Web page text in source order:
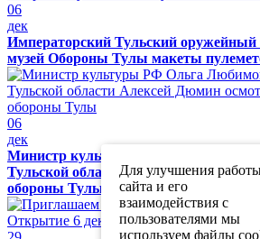
06
дек
Императорский Тульский оружейный
музей Обороны Тулы макеты
06
дек
Министр культуры РФ Ольга
Тульской области Алексей Дюмин
обороны Тулы
Для улучшения
сайта и его
взаимодействия с
пользователями мы
используем файлы